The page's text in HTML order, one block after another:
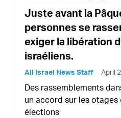
Juste avant la
personnes se
exiger la libération
israéliens.
All Israel News Staff April
Des rassemblements
un accord sur les otages
élections